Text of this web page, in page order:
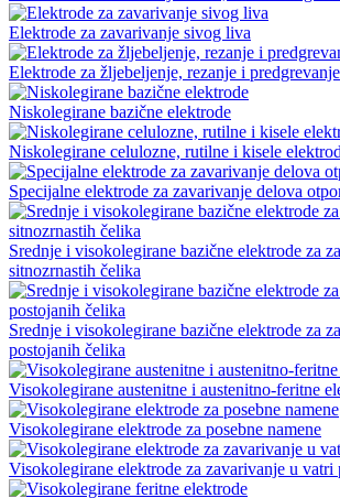
Elektrode za zavarivanje sivog liva
Elektrode za žljebeljenje, rezanje i predgrevanje
Niskolegirane bazične elektrode
Niskolegirane celulozne, rutilne i kisele
Specijalne elektrode za zavarivanje delova
Srednje i visokolegirane bazične elektrode za
sitnozrnastih čelika
Srednje i visokolegirane bazične elektrode za
postojanih čelika
Visokolegirane austenitne i austenitno-feritne
Visokolegirane elektrode za posebne namene
Visokolegirane elektrode za zavarivanje u vatri